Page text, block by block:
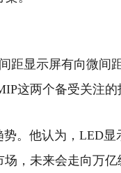
距显示屏有向微间
这两个备受关注的
。他认为，LED
，未来会走向万亿